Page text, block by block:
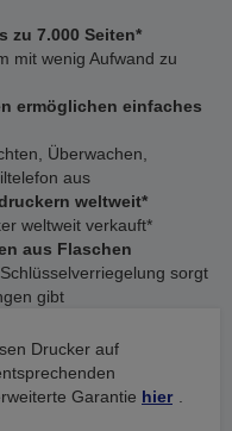
zu 7.000 Seiten*
mit wenig Aufwand zu
ermöglichen einfaches
Überwachen,
aus
weltweit*
weltweit verkauft*
aus Flaschen
sorgt
gibt
Drucker auf
Garantie hier